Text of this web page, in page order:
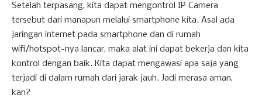
Setelah terpasang, kita dapat mengontrol IP Camera
tersebut dari manapun melalui smartphone kita. Asal ada
jaringan internet pada smartphone dan di rumah
wifi/hotspot-nya lancar, maka alat ini dapat bekerja dan kita
kontrol dengan baik. Kita dapat mengawasi apa saja yang
terjadi di dalam rumah dari jarak jauh. Jadi merasa aman,
kan?